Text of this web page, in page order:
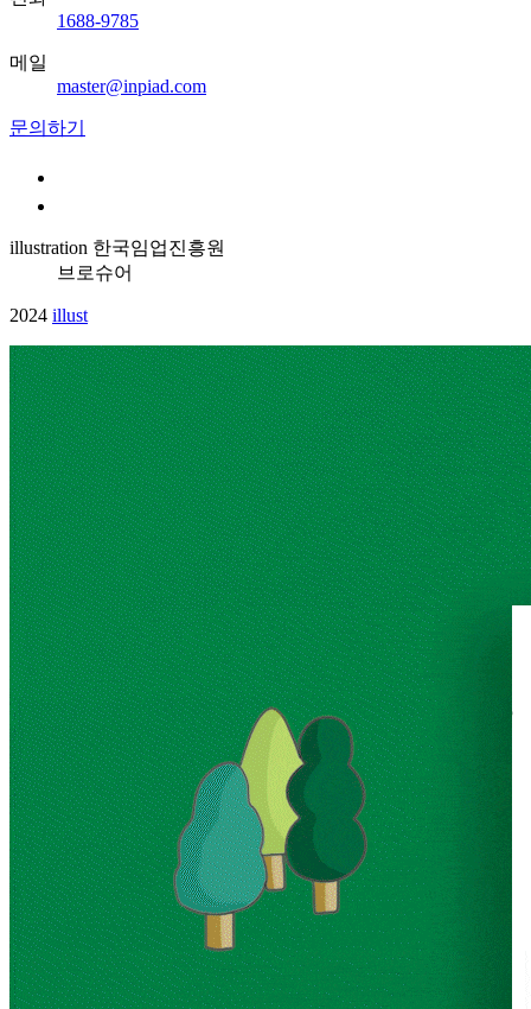
1688-9785
메일
master@inpiad.com
문의하기
illustration 한국임업진흥원
브로슈어
2024 illust